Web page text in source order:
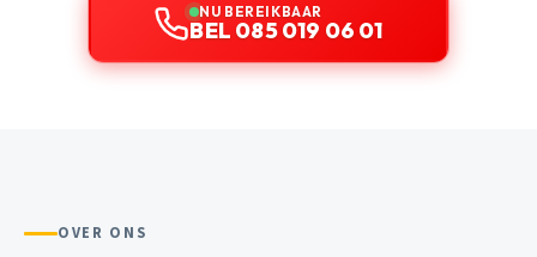
NU BEREIKBAAR
BEL 085 019 06 01
OVER ONS